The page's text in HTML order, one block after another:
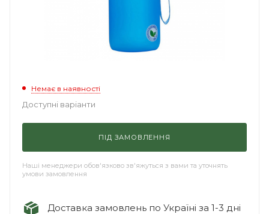
Немає в наявності
Доступні варіанти
ПІД ЗАМОВЛЕННЯ
Наші менеджери обов'язково зв'яжуться з вами та уточнять
умови замовлення
Доставка замовлень по Україні за 1-3 дні